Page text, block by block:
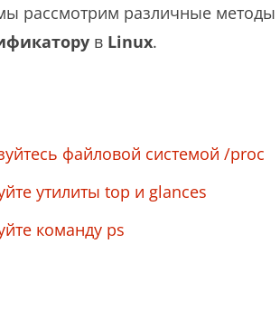
рассмотрим различные методы
в Linux.
файловой системой /proc
утилиты top и glances
команду ps